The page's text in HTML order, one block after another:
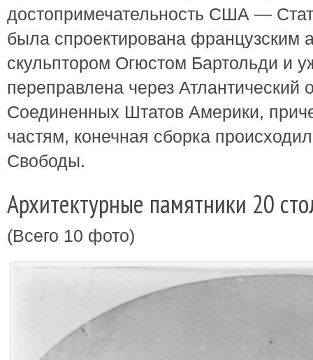
достопримечательность США —
была спроектирована французским
скульптором Огюстом Бартольди и
переправлена через Атлантический
Соединенных Штатов Америки,
частям, конечная сборка
Свободы.
Архитектурные памятники 20
(Всего 10 фото)